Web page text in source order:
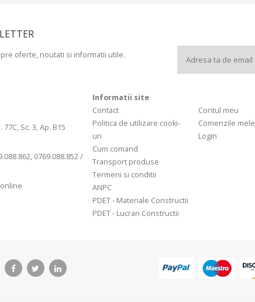
oferte, noutati si informatii utile.
Sc. 3, Ap. B15
0769.088.852 /
Informatii site
Contact
Politica de utilizare cooki-
uri
Cum comand
Transport produse
Termeni si conditii
ANPC
PDET - Materiale Constructii
PDET - Lucrari Constructii
Contul meu
Comenzile mele
Login